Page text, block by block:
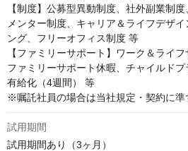
【制度】公募型異動制度、社外副業制
メンター制度、キャリア＆ライフデザ
ング、フリーオフィス制度 等
【ファミリーサポート】ワーク＆ライ
ファミリーサポート休暇、チャイルド
有給化（4週間） 等
※嘱託社員の場合は当社規定・契約に準
試用期間
試用期間あり（3ヶ月）